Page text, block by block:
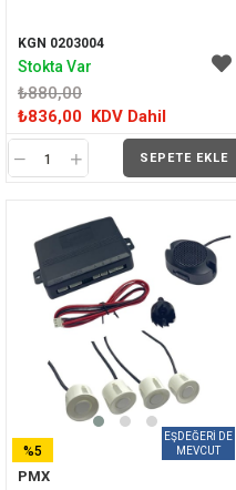
KGN 0203004
₺880,00
₺836,00 KDV Dahil
SEPETE EKLE
Stokta Var
PMX
%5
İNDIRIM